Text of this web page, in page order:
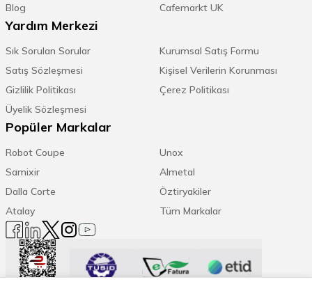
Blog
Cafemarkt UK
Yardım Merkezi
Sık Sorulan Sorular
Kurumsal Satış Formu
Satış Sözleşmesi
Kişisel Verilerin Korunması
Gizlilik Politikası
Çerez Politikası
Üyelik Sözleşmesi
Popüler Markalar
Robot Coupe
Unox
Samixir
Almetal
Dalla Corte
Öztiryakiler
Atalay
Tüm Markalar